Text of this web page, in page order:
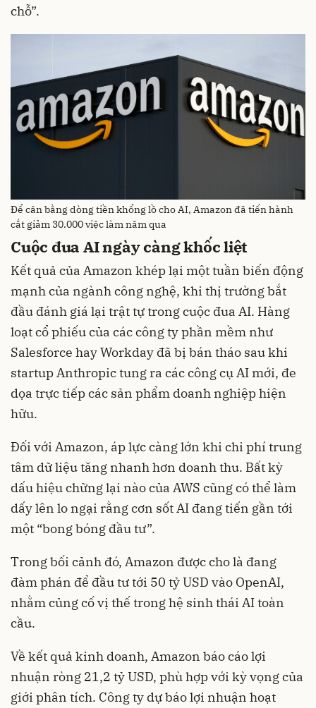
chỗ”.
Để cân bằng dòng tiền khổng lồ cho AI, Amazon đã tiến hành
cắt giảm 30.000 việc làm năm qua
Cuộc đua AI ngày càng khốc liệt
Kết quả của Amazon khép lại một tuần biến động
mạnh của ngành công nghệ, khi thị trường bắt
đầu đánh giá lại trật tự trong cuộc đua AI. Hàng
loạt cổ phiếu của các công ty phần mềm như
Salesforce hay Workday đã bị bán tháo sau khi
startup Anthropic tung ra các công cụ AI mới, đe
dọa trực tiếp các sản phẩm doanh nghiệp hiện
hữu.
Đối với Amazon, áp lực càng lớn khi chi phí trung
tâm dữ liệu tăng nhanh hơn doanh thu. Bất kỳ
dấu hiệu chững lại nào của AWS cũng có thể làm
dấy lên lo ngại rằng cơn sốt AI đang tiến gần tới
một “bong bóng đầu tư”.
Trong bối cảnh đó, Amazon được cho là đang
đàm phán để đầu tư tới 50 tỷ USD vào OpenAI,
nhằm củng cố vị thế trong hệ sinh thái AI toàn
cầu.
Về kết quả kinh doanh, Amazon báo cáo lợi
nhuận ròng 21,2 tỷ USD, phù hợp với kỳ vọng của
giới phân tích. Công ty dự báo lợi nhuận hoạt